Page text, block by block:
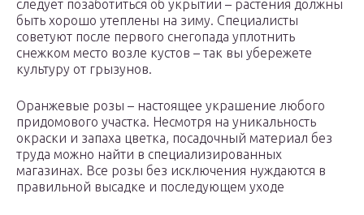
следует позаботиться об укрытии – растения должны
быть хорошо утеплены на зиму. Специалисты
советуют после первого снегопада уплотнить
снежком место возле кустов – так вы убережете
культуру от грызунов.
Оранжевые розы – настоящее украшение любого
придомового участка. Несмотря на уникальность
окраски и запаха цветка, посадочный материал без
труда можно найти в специализированных
магазинах. Все розы без исключения нуждаются в
правильной высадке и последующем уходе